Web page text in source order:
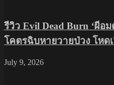
รีวิว Evil Dead Burn ‘ผีอ
โคตรฉิบหายวายป่วง โหด
July 9, 2026